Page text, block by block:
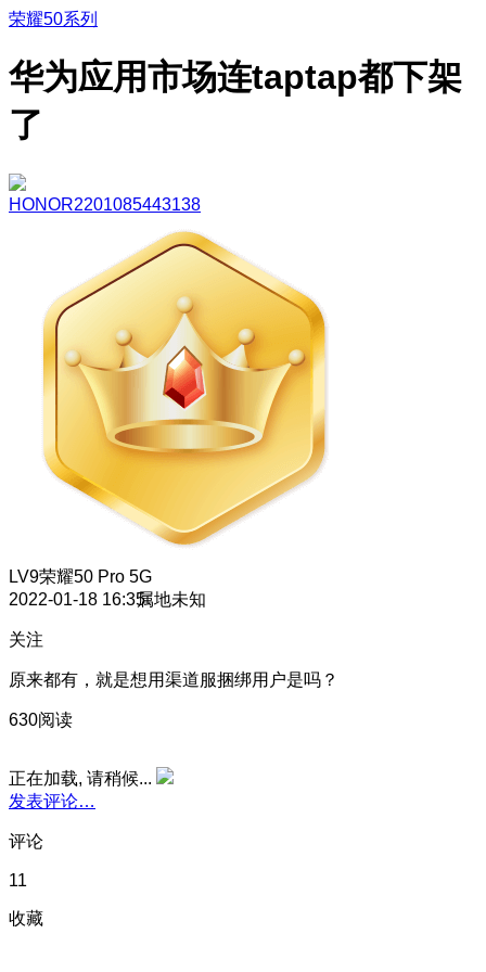
荣耀50系列
华为应用市场连taptap都下架
了
HONOR2201085443138
LV9荣耀50 Pro 5G
2022-01-18 16:35属地未知
关注
原来都有，就是想用渠道服捆绑用户是吗？
630阅读
正在加载, 请稍候...
发表评论…
评论
11
收藏